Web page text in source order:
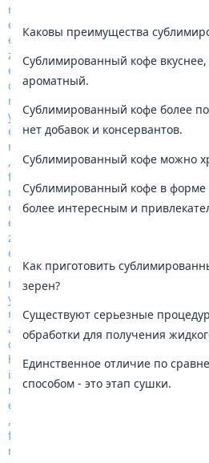
Каковы преимущества
Сублимированный кофе вкуснее,
ароматный.
Сублимированный кофе более
нет добавок и консервантов.
Сублимированный кофе можно
Сублимированный кофе в форме
более интересным и
Как приготовить
зерен?
Существуют серьезные
обработки для получения
Единственное отличие по
способом - это этап сушки.